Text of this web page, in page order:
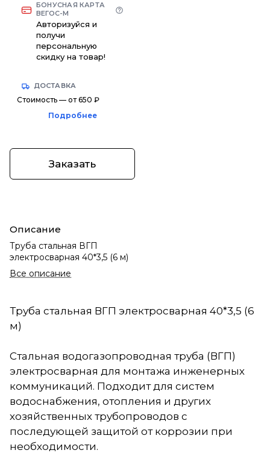
БОНУСНАЯ КАРТА
ВЕГОС-М
Авторизуйся и
получи
персональную
скидку на товар!
ДОСТАВКА
Стоимость — от 650 ₽
Подробнее
Заказать
Описание
Труба стальная ВГП
электросварная 40*3,5 (6 м)
Все описание
Труба стальная ВГП электросварная 40*3,5 (6
м)
Стальная водогазопроводная труба (ВГП)
электросварная для монтажа инженерных
коммуникаций. Подходит для систем
водоснабжения, отопления и других
хозяйственных трубопроводов с
последующей защитой от коррозии при
необходимости.